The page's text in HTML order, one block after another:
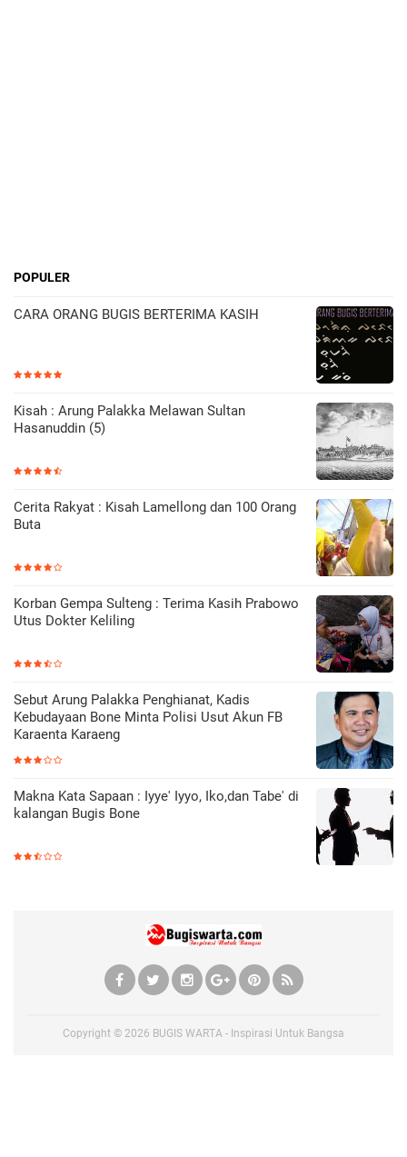
POPULER
CARA ORANG BUGIS BERTERIMA KASIH
Kisah : Arung Palakka Melawan Sultan
Hasanuddin (5)
Cerita Rakyat : Kisah Lamellong dan 100 Orang
Buta
Korban Gempa Sulteng : Terima Kasih Prabowo
Utus Dokter Keliling
Sebut Arung Palakka Penghianat, Kadis
Kebudayaan Bone Minta Polisi Usut Akun FB
Karaenta Karaeng
Makna Kata Sapaan : Iyye' Iyyo, Iko,dan Tabe' di
kalangan Bugis Bone
Copyright © 2026 BUGIS WARTA - Inspirasi Untuk Bangsa